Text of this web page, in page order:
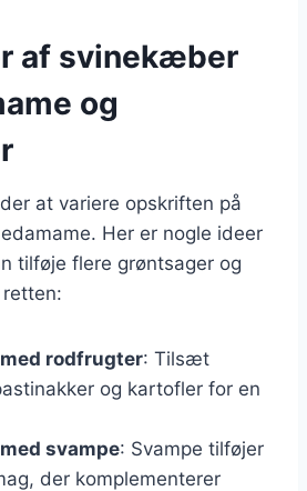
af svinekæber
og
at variere opskriften på
Her er nogle ideer
tilføje flere grøntsager og
rodfrugter: Tilsæt
og kartofler for en
svampe: Svampe tilføjer
der komplementerer